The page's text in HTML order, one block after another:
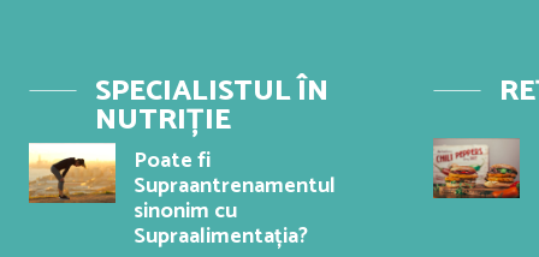
SPECIALISTUL ÎN
NUTRIȚIE
Poate fi
Supraantrenamentul
sinonim cu
Supraalimentația?